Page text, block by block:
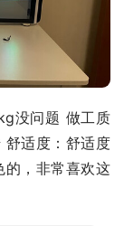
没问题 做工质
舒适度：舒适度
的，非常喜欢这